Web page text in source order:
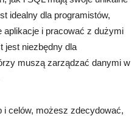
idealny dla programistów,
i pracować z dużymi
jest niezbędny dla
muszą zarządzać danymi w
i celów, możesz zdecydować,